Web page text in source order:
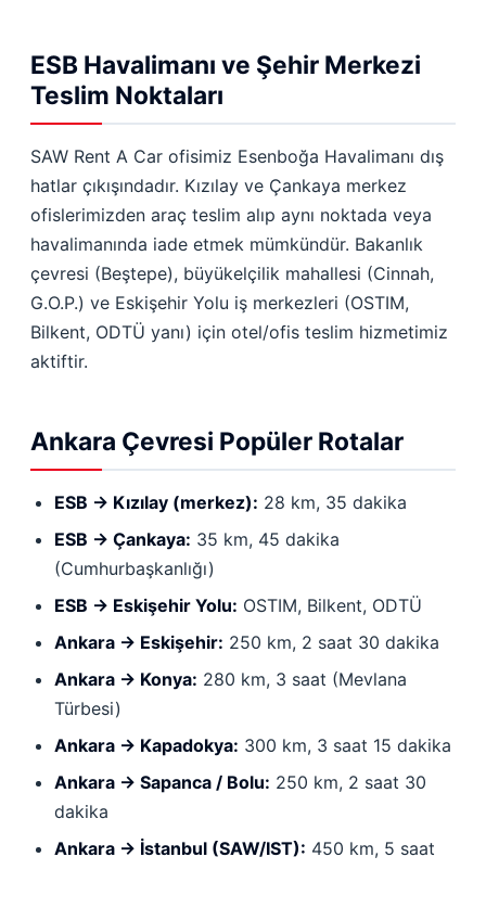
ESB Havalimanı ve Şehir Merkezi
Teslim Noktaları
SAW Rent A Car ofisimiz Esenboğa Havalimanı dış
hatlar çıkışındadır. Kızılay ve Çankaya merkez
ofislerimizden araç teslim alıp aynı noktada veya
havalimanında iade etmek mümkündür. Bakanlık
çevresi (Beştepe), büyükelçilik mahallesi (Cinnah,
G.O.P.) ve Eskişehir Yolu iş merkezleri (OSTIM,
Bilkent, ODTÜ yanı) için otel/ofis teslim hizmetimiz
aktiftir.
Ankara Çevresi Popüler Rotalar
ESB → Kızılay (merkez): 28 km, 35 dakika
ESB → Çankaya: 35 km, 45 dakika
(Cumhurbaşkanlığı)
ESB → Eskişehir Yolu: OSTIM, Bilkent, ODTÜ
Ankara → Eskişehir: 250 km, 2 saat 30 dakika
Ankara → Konya: 280 km, 3 saat (Mevlana
Türbesi)
Ankara → Kapadokya: 300 km, 3 saat 15 dakika
Ankara → Sapanca / Bolu: 250 km, 2 saat 30
dakika
Ankara → İstanbul (SAW/IST): 450 km, 5 saat